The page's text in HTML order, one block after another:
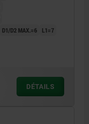
D1/D2 MAX.=6
L1=7
DÉTAILS